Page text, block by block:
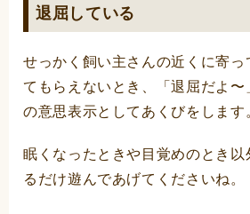
退屈している
せっかく飼い主さんの近くに寄っ
てもらえないとき、「退屈だよ〜
の意思表示としてあくびをします
眠くなったときや目覚めのとき以
るだけ遊んであげてくださいね。